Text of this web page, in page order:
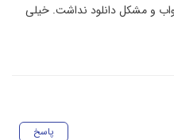
و مشکل دانلود نداشت. خیلی
پاسخ